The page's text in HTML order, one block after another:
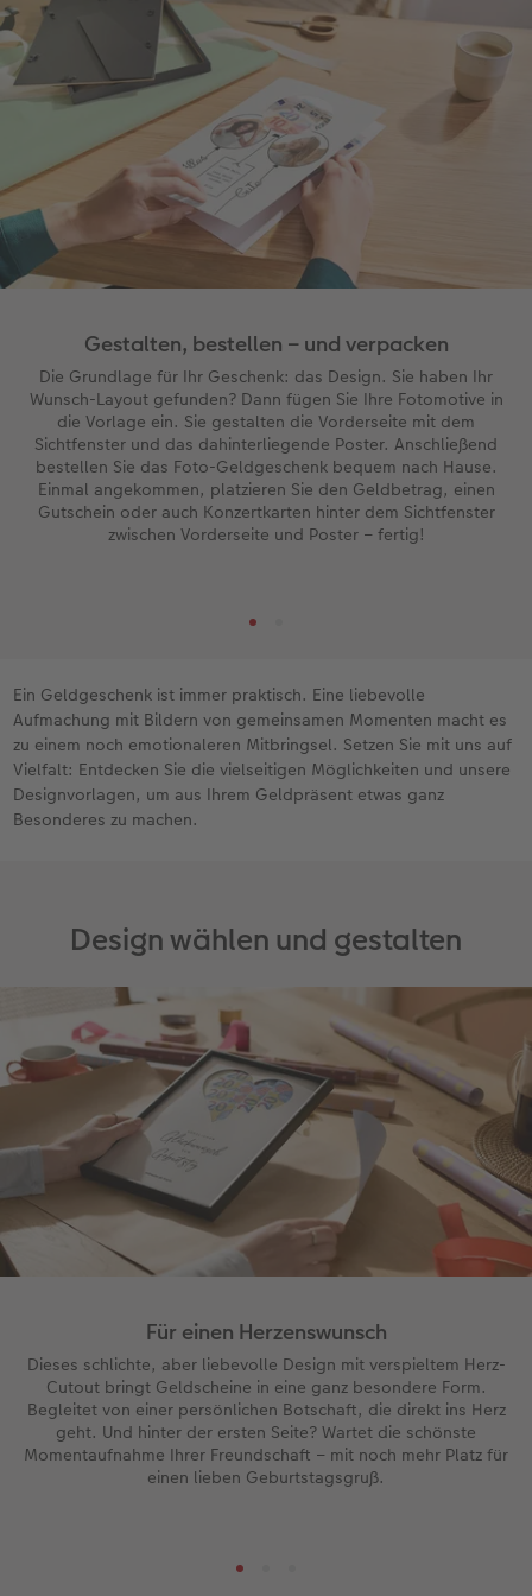
Fotobuch erstellen
Neuheiten
Neuheiten
Extras
Neuheiten
Extras
Retro Minis
Neuheiten
CEWE myPhotos
Neuheiten
CEWE Magazin
Neuheiten
Gestalten, bestellen – und verpacken
Die Grundlage für Ihr Geschenk: das Design. Sie haben Ihr
Wunsch-Layout gefunden? Dann fügen Sie Ihre Fotomotive in
die Vorlage ein. Sie gestalten die Vorderseite mit dem
Sichtfenster und das dahinterliegende Poster. Anschließend
bestellen Sie das Foto-Geldgeschenk bequem nach Hause.
Einmal angekommen, platzieren Sie den Geldbetrag, einen
Gutschein oder auch Konzertkarten hinter dem Sichtfenster
zwischen Vorderseite und Poster – fertig!
Ein Geldgeschenk ist immer praktisch. Eine liebevolle
Aufmachung mit Bildern von gemeinsamen Momenten macht es
zu einem noch emotionaleren Mitbringsel. Setzen Sie mit uns auf
Vielfalt: Entdecken Sie die vielseitigen Möglichkeiten und unsere
Designvorlagen, um aus Ihrem Geldpräsent etwas ganz
Besonderes zu machen.
Design wählen und gestalten
Für einen Herzenswunsch
Dieses schlichte, aber liebevolle Design mit verspieltem Herz-
Cutout bringt Geldscheine in eine ganz besondere Form.
Begleitet von einer persönlichen Botschaft, die direkt ins Herz
geht. Und hinter der ersten Seite? Wartet die schönste
Momentaufnahme Ihrer Freundschaft – mit noch mehr Platz für
einen lieben Geburtstagsgruß.